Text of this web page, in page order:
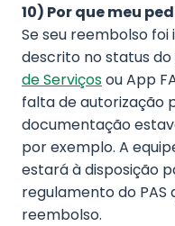
10) Por que meu
Se seu reembolso
descrito no status
de Serviçosou App
falta de autorização
documentação
por exemplo. A
estará à disposição
regulamento do PAS
reembolso.